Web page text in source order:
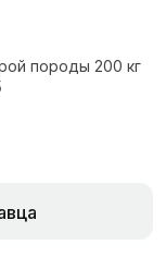
породы 200 кг